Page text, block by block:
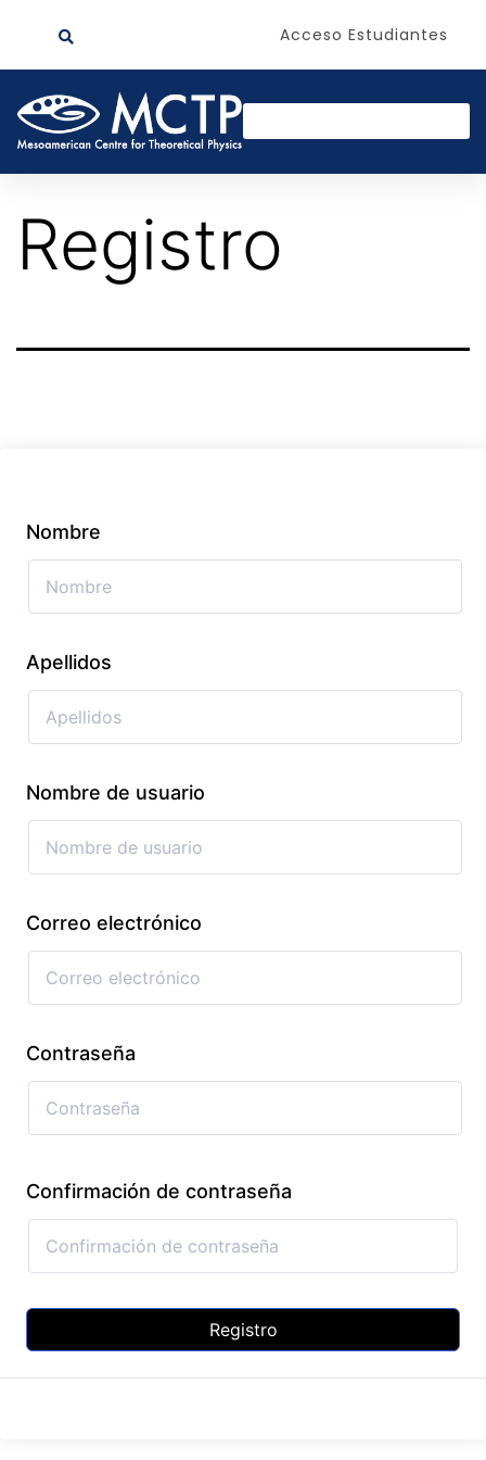
Acceso Estudiantes
Registro
Nombre
Apellidos
Nombre de usuario
Correo electrónico
Contraseña
Confirmación de contraseña
Registro